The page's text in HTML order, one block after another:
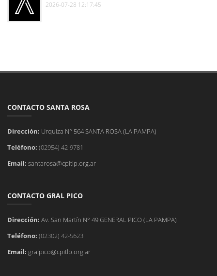
2026-07-28 12:17:45
CONTACTO SANTA ROSA
Dirección: Urquiza N° 564 SANTA ROSA (LA PAMPA)
Teléfono: (02954) 42-9781
Email: santarosa@cpitlp.org.ar
CONTACTO GRAL PICO
Dirección: Av. San Martín N° 49 GENERAL PICO (LA PAMPA)
Teléfono: (02302) 42-5623
Email: gralpico@cpitlp.org.ar